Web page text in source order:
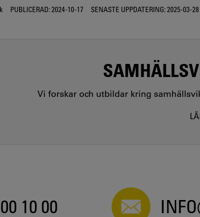
PUBLICERAD:2024-10-17 SENASTE UPPDATERING:2025-03-28
Vi forskar och utbildar kring
10 00